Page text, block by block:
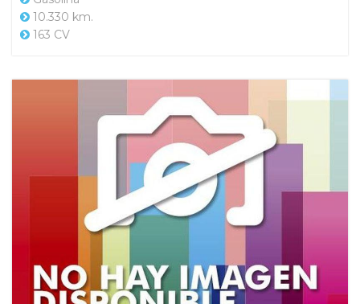
10.330 km.
163 CV